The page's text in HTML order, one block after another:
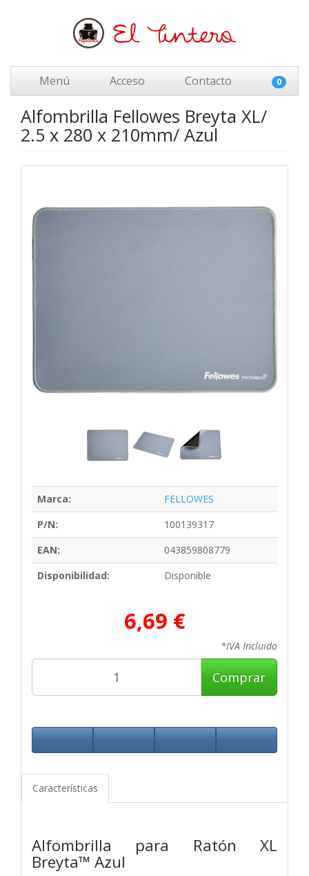
Menú Acceso Contacto 0
Alfombrilla Fellowes Breyta XL/
2.5 x 280 x 210mm/ Azul
Marca:
FELLOWES
P/N:
100139317
EAN:
043859808779
Disponibilidad:
Disponible
6,69 €
*IVA Incluido
Comprar
Características
Alfombrilla para Ratón XL
Breyta™ Azul